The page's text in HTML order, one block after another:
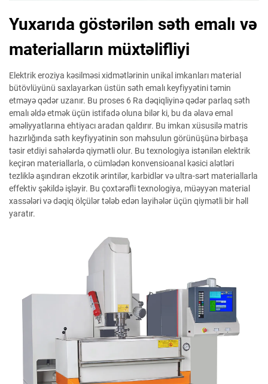
Yuxarıda göstərilən səth emalı və
materialların müxtəlifliyi
Elektrik eroziya kəsilməsi xidmətlərinin unikal imkanları material
bütövlüyünü saxlayarkən üstün səth emalı keyfiyyətini təmin
etməyə qədər uzanır. Bu proses 6 Ra dəqiqliyinə qədər parlaq səth
emalı əldə etmək üçün istifadə oluna bilər ki, bu da əlavə emal
əməliyyatlarına ehtiyacı aradan qaldırır. Bu imkan xüsusilə matris
hazırlığında səth keyfiyyətinin son məhsulun görünüşünə birbaşa
təsir etdiyi sahələrdə qiymətli olur. Bu texnologiya istənilən elektrik
keçirən materiallarla, o cümlədən konvensioanal kəsici alətləri
tezliklə aşındıran ekzotik ərintilər, karbidlər və ultra-sərt materiallarla
effektiv şəkildə işləyir. Bu çoxtərəfli texnologiya, müəyyən material
xassələri və dəqiq ölçülər tələb edən layihələr üçün qiymətli bir həll
yaratır.